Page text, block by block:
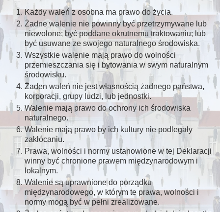
Każdy waleń z osobna ma prawo do życia.
Żadne walenie nie powinny być przetrzymywane lub
niewolone; być poddane okrutnemu traktowaniu; lub
być usuwane ze swojego naturalnego środowiska.
Wszystkie walenie mają prawo do wolności
przemieszczania się i bytowania w swym naturalnym
środowisku.
Żaden waleń nie jest własnością żadnego państwa,
korporacji, grupy ludzi, lub jednostki.
Walenie mają prawo do ochrony ich środowiska
naturalnego.
Walenie mają prawo by ich kultury nie podlegały
zakłócaniu.
Prawa, wolności i normy ustanowione w tej Deklaracji
winny być chronione prawem międzynarodowym i
lokalnym.
Walenie są uprawnione do porządku
międzynarodowego, w którym te prawa, wolności i
normy mogą być w pełni zrealizowane.